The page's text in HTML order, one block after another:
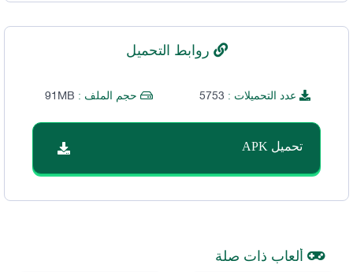
روابط التحميل
عدد التحميلات : 5753 حجم الملف : 91MB
تحميل APK
ألعاب ذات صلة